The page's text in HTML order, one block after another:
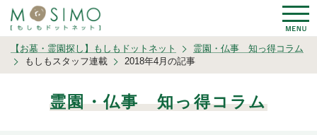
【お墓・霊園探し】もしもドットネット
霊園・仏事 知っ得コラム
もしもスタッフ連載
2018年4月の記事
霊園・仏事 知っ得コラム